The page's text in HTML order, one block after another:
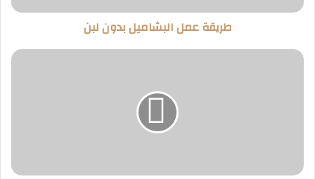
طريقة عمل البشاميل بدون لبن
كم